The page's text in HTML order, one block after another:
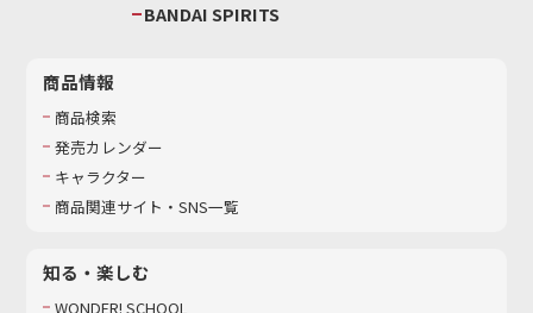
BANDAI SPIRITS
商品情報
商品検索
発売カレンダー
キャラクター
商品関連サイト・SNS一覧
知る・楽しむ
WONDER! SCHOOL